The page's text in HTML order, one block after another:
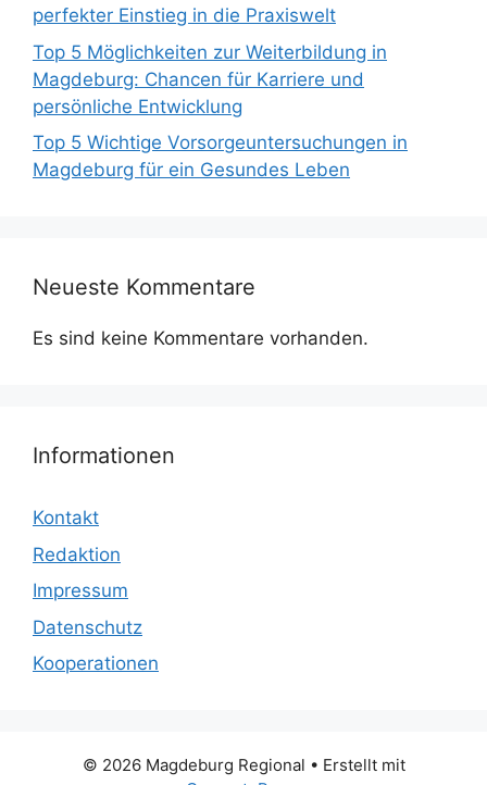
perfekter Einstieg in die Praxiswelt
Top 5 Möglichkeiten zur Weiterbildung in
Magdeburg: Chancen für Karriere und
persönliche Entwicklung
Top 5 Wichtige Vorsorgeuntersuchungen in
Magdeburg für ein Gesundes Leben
Neueste Kommentare
Es sind keine Kommentare vorhanden.
Informationen
Kontakt
Redaktion
Impressum
Datenschutz
Kooperationen
© 2026 Magdeburg Regional • Erstellt mit